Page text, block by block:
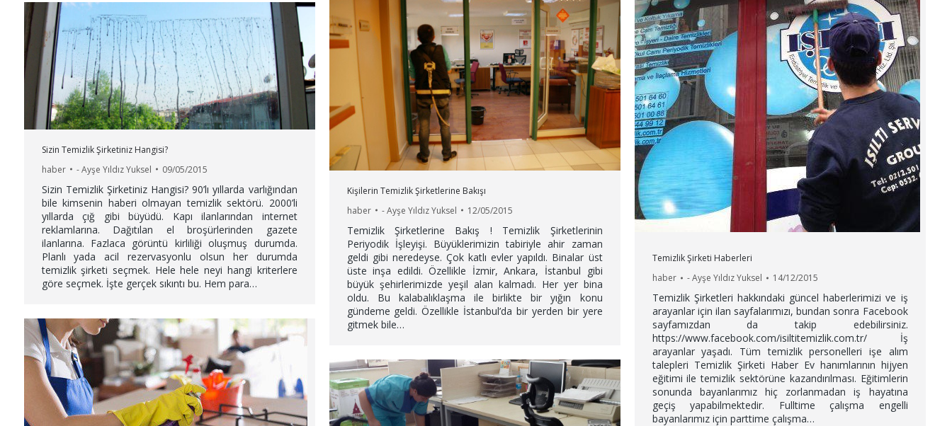
Temizlik Şirketi Haberleri
haber
-Ayşe Yıldız Yuksel 14/12/2015
Temizlik Şirketleri hakkındaki güncel haberlerimizi ve iş
arayanlar için ilan sayfalarımızı, bundan sonra Facebook
sayfamızdan da takip edebilirsiniz.
https://www.facebook.com/isiltitemizlik.com.tr/ İş
arayanlar yaşadı. Tüm temizlik personelleri işe alım
talepleri Temizlik Şirketi Haber Ev hanımlarının hijyen
eğitimi ile temizlik sektörüne kazandırılması. Eğitimlerin
sonunda bayanlarımız hiç zorlanmadan iş hayatına
geçiş yapabilmektedir. Fulltime çalışma engelli
bayanlarımız için parttime çalışma…
Kişilerin Temizlik Şirketlerine Bakışı
haber
-Ayşe Yıldız Yuksel 12/05/2015
Temizlik Şirketlerine Bakış ! Temizlik Şirketlerinin
Periyodik İşleyişi. Büyüklerimizin tabiriyle ahir zaman
geldi gibi neredeyse. Çok katlı evler yapıldı. Binalar üst
üste inşa edildi. Özellikle İzmir, Ankara, İstanbul gibi
büyük şehirlerimizde yeşil alan kalmadı. Her yer bina
oldu. Bu kalabalıklaşma ile birlikte bir yığın konu
gündeme geldi. Özellikle İstanbul’da bir yerden bir yere
gitmek bile…
Sizin Temizlik Şirketiniz Hangisi?
haber
-Ayşe Yıldız Yuksel 09/05/2015
Sizin Temizlik Şirketiniz Hangisi? 90’lı yıllarda varlığından
bile kimsenin haberi olmayan temizlik sektörü. 2000’li
yıllarda çığ gibi büyüdü. Kapı ilanlarından internet
reklamlarına. Dağıtılan el broşürlerinden gazete
ilanlarına. Fazlaca görüntü kirliliği oluşmuş durumda.
Planlı yada acil rezervasyonlu olsun her durumda
temizlik şirketi seçmek. Hele hele neyi hangi kriterlere
göre seçmek. İşte gerçek sıkıntı bu. Hem para…